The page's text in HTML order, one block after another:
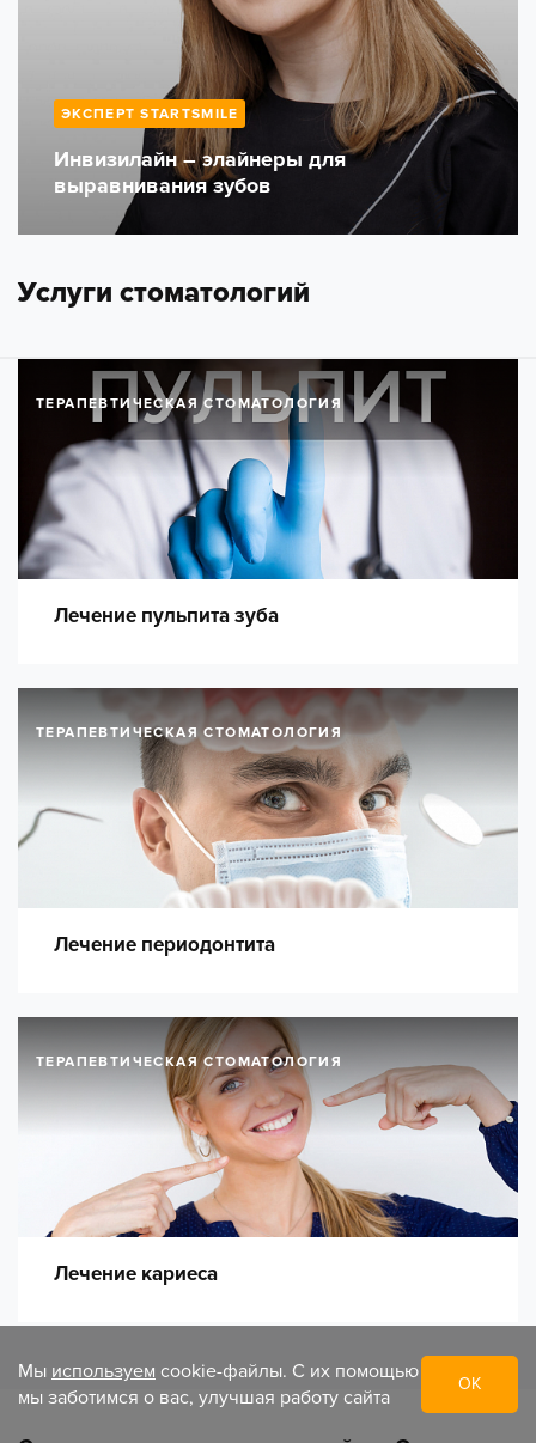
ЭКСПЕРТ STARTSMILE
Инвизилайн – элайнеры для
выравнивания зубов
Услуги стоматологий
ТЕРАПЕВТИЧЕСКАЯ СТОМАТОЛОГИЯ
Лечение пульпита зуба
ТЕРАПЕВТИЧЕСКАЯ СТОМАТОЛОГИЯ
Лечение периодонтита
ТЕРАПЕВТИЧЕСКАЯ СТОМАТОЛОГИЯ
Лечение кариеса
Мы используем cookie-файлы. С их помощью
мы заботимся о вас, улучшая работу сайта
ОК